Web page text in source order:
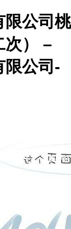
限公司桃
次） –
限公司-
完美平